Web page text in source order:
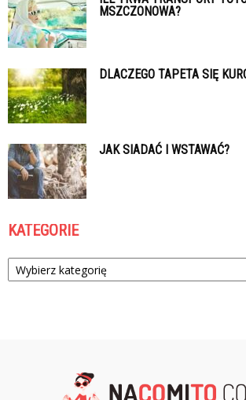
MSZCZONOWA?
DLACZEGO TAPETA SIĘ
JAK SIADAĆ I WSTAWAĆ?
KATEGORIE
Kategorie